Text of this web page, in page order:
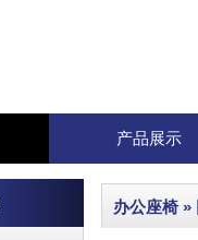
产品展示
办公座椅»